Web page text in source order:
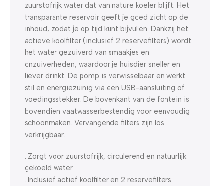
zuurstofrijk water dat van nature koeler blijft. Het
transparante reservoir geeft je goed zicht op de
inhoud, zodat je op tijd kunt bijvullen. Dankzij het
actieve koolfilter (inclusief 2 reservefilters) wordt
het water gezuiverd van smaakjes en
onzuiverheden, waardoor je huisdier sneller en
liever drinkt. De pomp is verwisselbaar en werkt
stil en energiezuinig via een USB-aansluiting of
voedingsstekker. De bovenkant van de fontein is
bovendien vaatwasserbestendig voor eenvoudig
schoonmaken. Vervangende filters zijn los
verkrijgbaar.
. Zorgt voor zuurstofrijk, circulerend en natuurlijk
gekoeld water
. Inclusief actief koolfilter en 2 reservefilters